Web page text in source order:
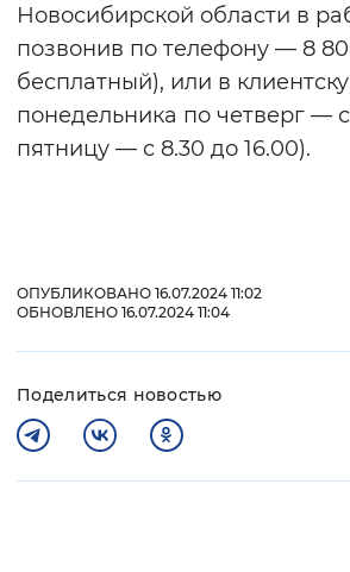
Новосибирской области в
позвонив по телефону — 8
бесплатный), или в
понедельника по четверг — с
пятницу — с 8.30 до 16.00).
ОПУБЛИКОВАНО 16.07.2024 11:02
ОБНОВЛЕНО 16.07.2024 11:04
Поделиться новостью